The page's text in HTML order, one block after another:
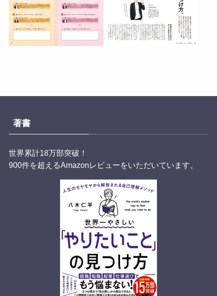
著書
世界累計18万部突破！
900件を超えるAmazonレビューをいただいています。